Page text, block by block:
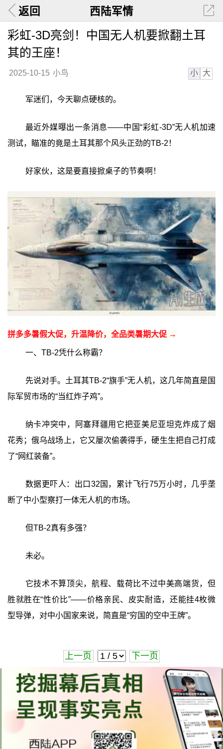
返回 西陆军情
彩虹-3D亮剑！中国无人机要掀翻土耳
其的王座！
2025-10-15 小鸟 小 大
军迷们，今天聊点硬核的。
最近外媒曝出一条消息——中国“彩虹-3D”无人机加速
测试，瞄准的竟是土耳其那个风头正劲的TB-2！
好家伙，这是要直接掀桌子的节奏啊！
拼多多暑假大促，升温降价，全品类暑期大促 →
一、TB-2凭什么称霸？
先说对手。土耳其TB-2“旗手”无人机，这几年简直是国
际军贸市场的“当红炸子鸡”。
纳卡冲突中，阿塞拜疆用它把亚美尼亚坦克炸成了烟
花秀；俄乌战场上，它又屡次偷袭得手，硬生生把自己打成
了“网红装备”。
数据更吓人：出口32国，累计飞行75万小时，几乎垄
断了中小型察打一体无人机的市场。
但TB-2真有多强？
未必。
它技术不算顶尖，航程、载荷比不过中美高端货，但
胜就胜在“性价比”——价格亲民、皮实耐造，还能挂4枚微
型导弹，对中小国家来说，简直是“穷国的空中王牌”。
上一页 下一页